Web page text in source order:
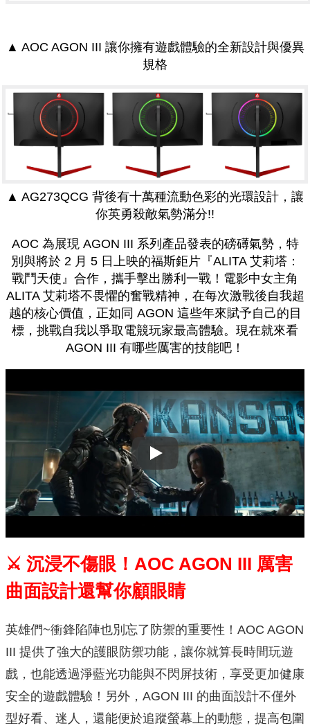
▲ AOC AGON III 讓你擁有遊戲體驗的全新設計與優異
規格
▲ AG273QCG 背後有十萬種流動色彩的光環設計，讓
你英勇殺敵氣勢滿分!!
AOC 為展現 AGON III 系列產品發表的磅礡氣勢，特
別與將於 2 月 5 日上映的福斯鉅片『ALITA 艾莉塔：
戰鬥天使』合作，攜手擊出勝利一戰！電影中女主角
ALITA 艾莉塔不畏懼的奮戰精神，在每次激戰後自我超
越的核心價值，正如同 AGON 這些年來賦予自己的目
標，挑戰自我以爭取電競玩家最高體驗。現在就來看
AGON III 有哪些厲害的技能吧！
Play
⚔ 沉浸不傷眼！AOC AGON III 厲害
曲面設計還幫你顧眼睛
英雄們~衝鋒陷陣也別忘了防禦的重要性！AOC AGON
III 提供了強大的護眼防禦功能，讓你就算長時間玩遊
戲，也能透過淨藍光功能與不閃屏技術，享受更加健康
安全的遊戲體驗！另外，AGON III 的曲面設計不僅外
型好看、迷人，還能便於追蹤螢幕上的動態，提高包圍